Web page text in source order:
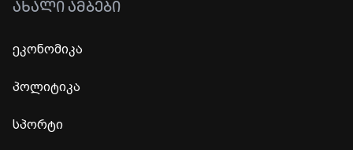
ᲐᲮᲐᲚᲘ ᲐᲛᲑᲔᲑᲘ
ეკონომიკა
პოლიტიკა
სპორტი